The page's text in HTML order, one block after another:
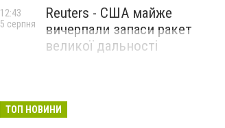
Reuters - США майже
вичерпали запаси ракет
великої дальності
12:43
5 серпня
ТОП НОВИНИ